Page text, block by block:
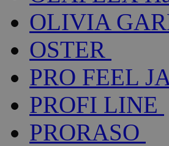
OLIVIA
OSTER
PRO FEEL
PROFI LINE
PRORASO